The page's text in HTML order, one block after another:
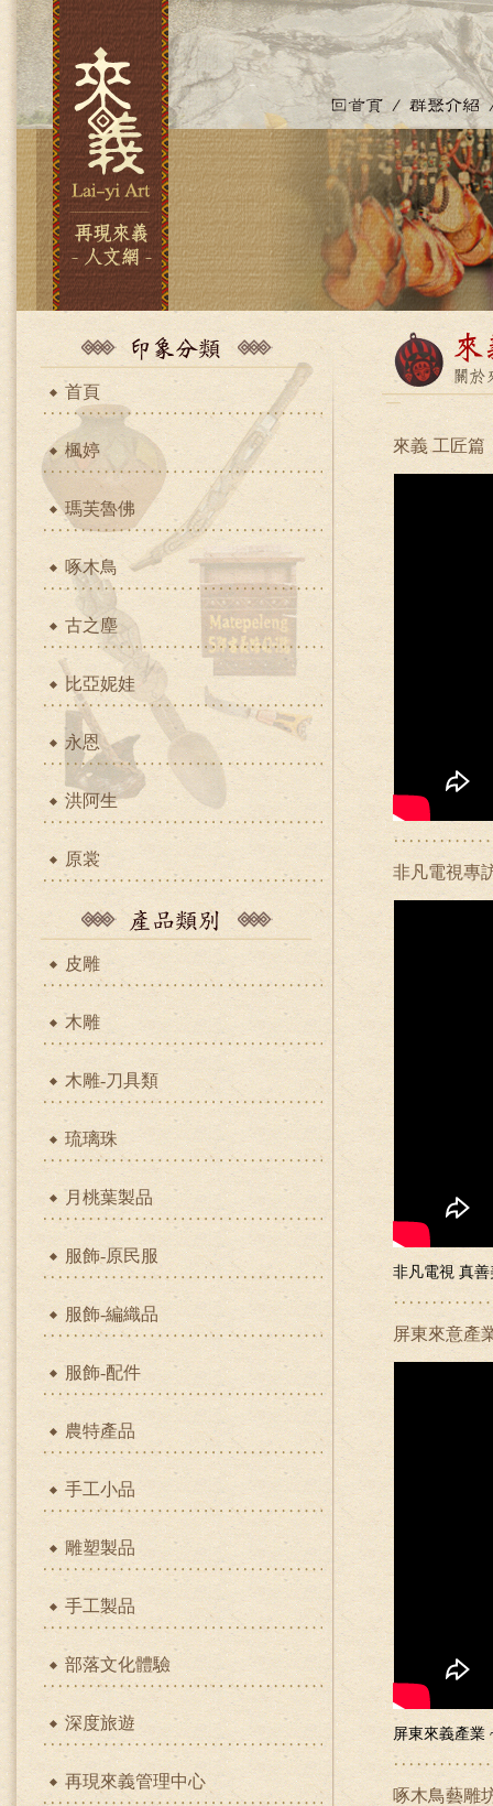
首頁
楓婷
瑪芙魯佛
啄木鳥
古之塵
比亞妮娃
永恩
洪阿生
原裳
皮雕
木雕
木雕-刀具類
琉璃珠
月桃葉製品
服飾-原民服
服飾-編織品
服飾-配件
農特產品
手工小品
雕塑製品
手工製品
部落文化體驗
深度旅遊
再現來義管理中心
來義 工匠篇
非凡電視專
非凡電視 真
屏東來意產
屏東來義產業
啄木鳥藝雕